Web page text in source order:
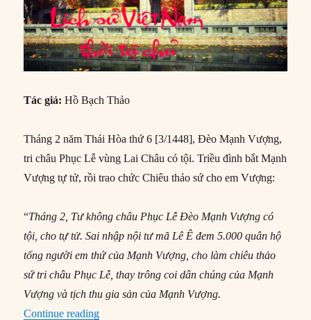
Tác giả: Hồ Bạch Thảo
Tháng 2 năm Thái Hòa thứ 6 [3/1448], Đèo Mạnh Vượng,
tri châu Phục Lễ vùng Lai Châu có tội. Triều đình bắt Mạnh
Vượng tự tử, rồi trao chức Chiêu thảo sứ cho em Vượng:
“Tháng 2, Tư không châu Phục Lễ Đèo Mạnh Vượng có
tội, cho tự tử. Sai nhập nội tư mã Lê Ê đem 5.000 quân hộ
tống người em thứ của Mạnh Vượng, cho làm chiêu thảo
sứ tri châu Phục Lễ, thay trông coi dân chúng của Mạnh
Vượng và tịch thu gia sản của Mạnh Vượng.
Continue reading“Đại Việt dưới thời vua Lê Nhân Tông (P2)”